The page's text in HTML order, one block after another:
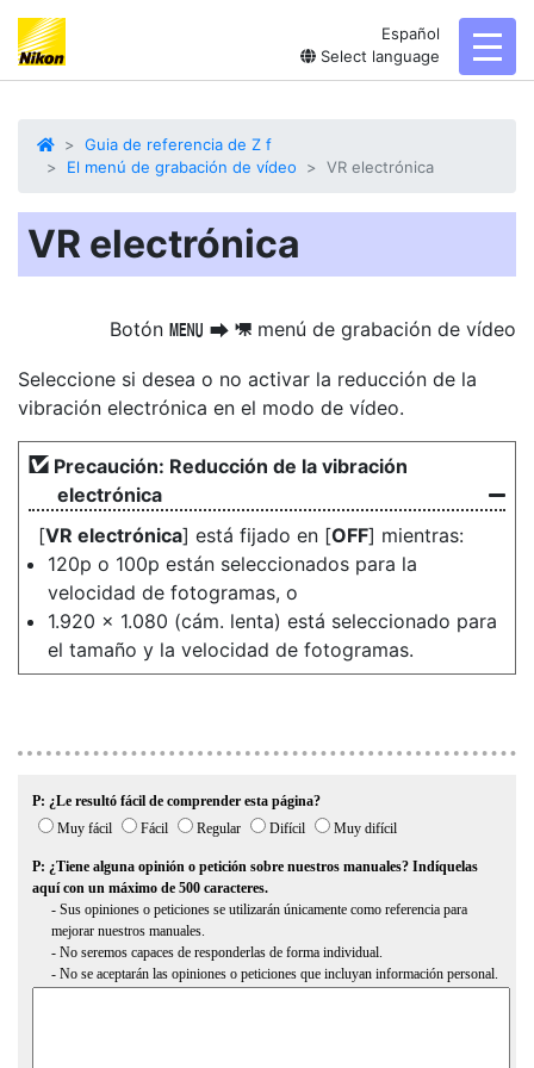
Español
Select language
Guia de referencia de Z f
El menú de grabación de vídeo
VR electrónica
VR electrónica
Botón G U 1 menú de grabación de vídeo
Seleccione si desea o no activar la reducción de la
vibración electrónica en el modo de vídeo.
Precaución: Reducción de la vibración
electrónica
[VR electrónica] está fijado en [OFF] mientras:
120p o 100p están seleccionados para la
velocidad de fotogramas, o
1.920 × 1.080 (cám. lenta) está seleccionado para
el tamaño y la velocidad de fotogramas.